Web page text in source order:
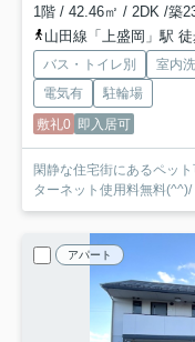
1階 / 42.46㎡ / 2DK /築
山田線「上盛岡」駅
バス・トイレ別 室内
電気有
駐輪場
敷礼0 即入居可
閑静な住宅街にあるペット
アパート